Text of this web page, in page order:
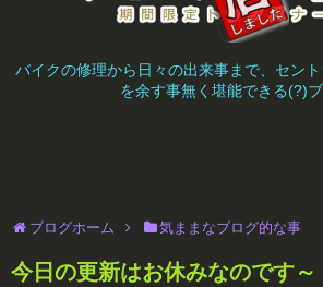
バイクの修理から日々の出来事まで、セン
を余す事無く堪能できる(?)ブ
ブログホーム 気ままなブログ的な事
今日の更新はお休みなのです～